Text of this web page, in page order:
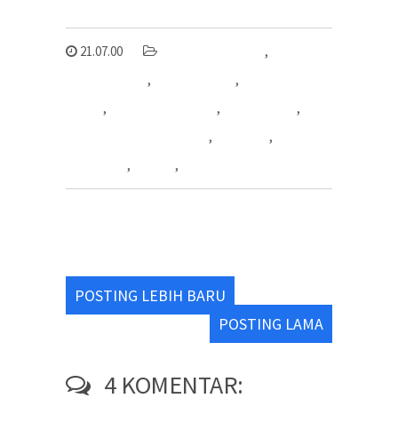
21.07.00 ,
, ,
, ,
,
, ,
, ,
POSTING LEBIH BARU
POSTING LAMA
4 KOMENTAR: